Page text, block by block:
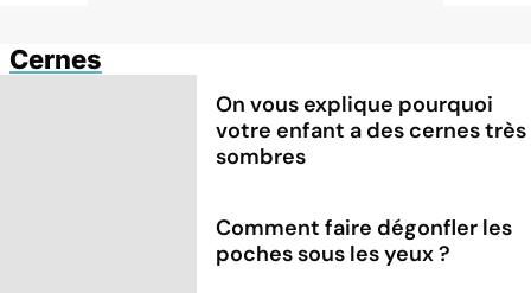
Cernes
On vous explique pourquoi
votre enfant a des cernes très
sombres
Comment faire dégonfler les
poches sous les yeux ?